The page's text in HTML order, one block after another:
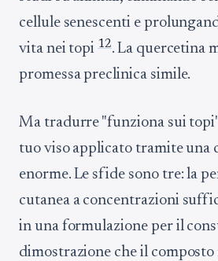
cellule senescenti e
vita nei topi12. La quercetina
promessa preclinica simile.
Ma tradurre "funziona sui
tuo viso applicato tramite una
enorme. Le sfide sono tre: la
cutanea a concentrazioni
in una formulazione per il
dimostrazione che il